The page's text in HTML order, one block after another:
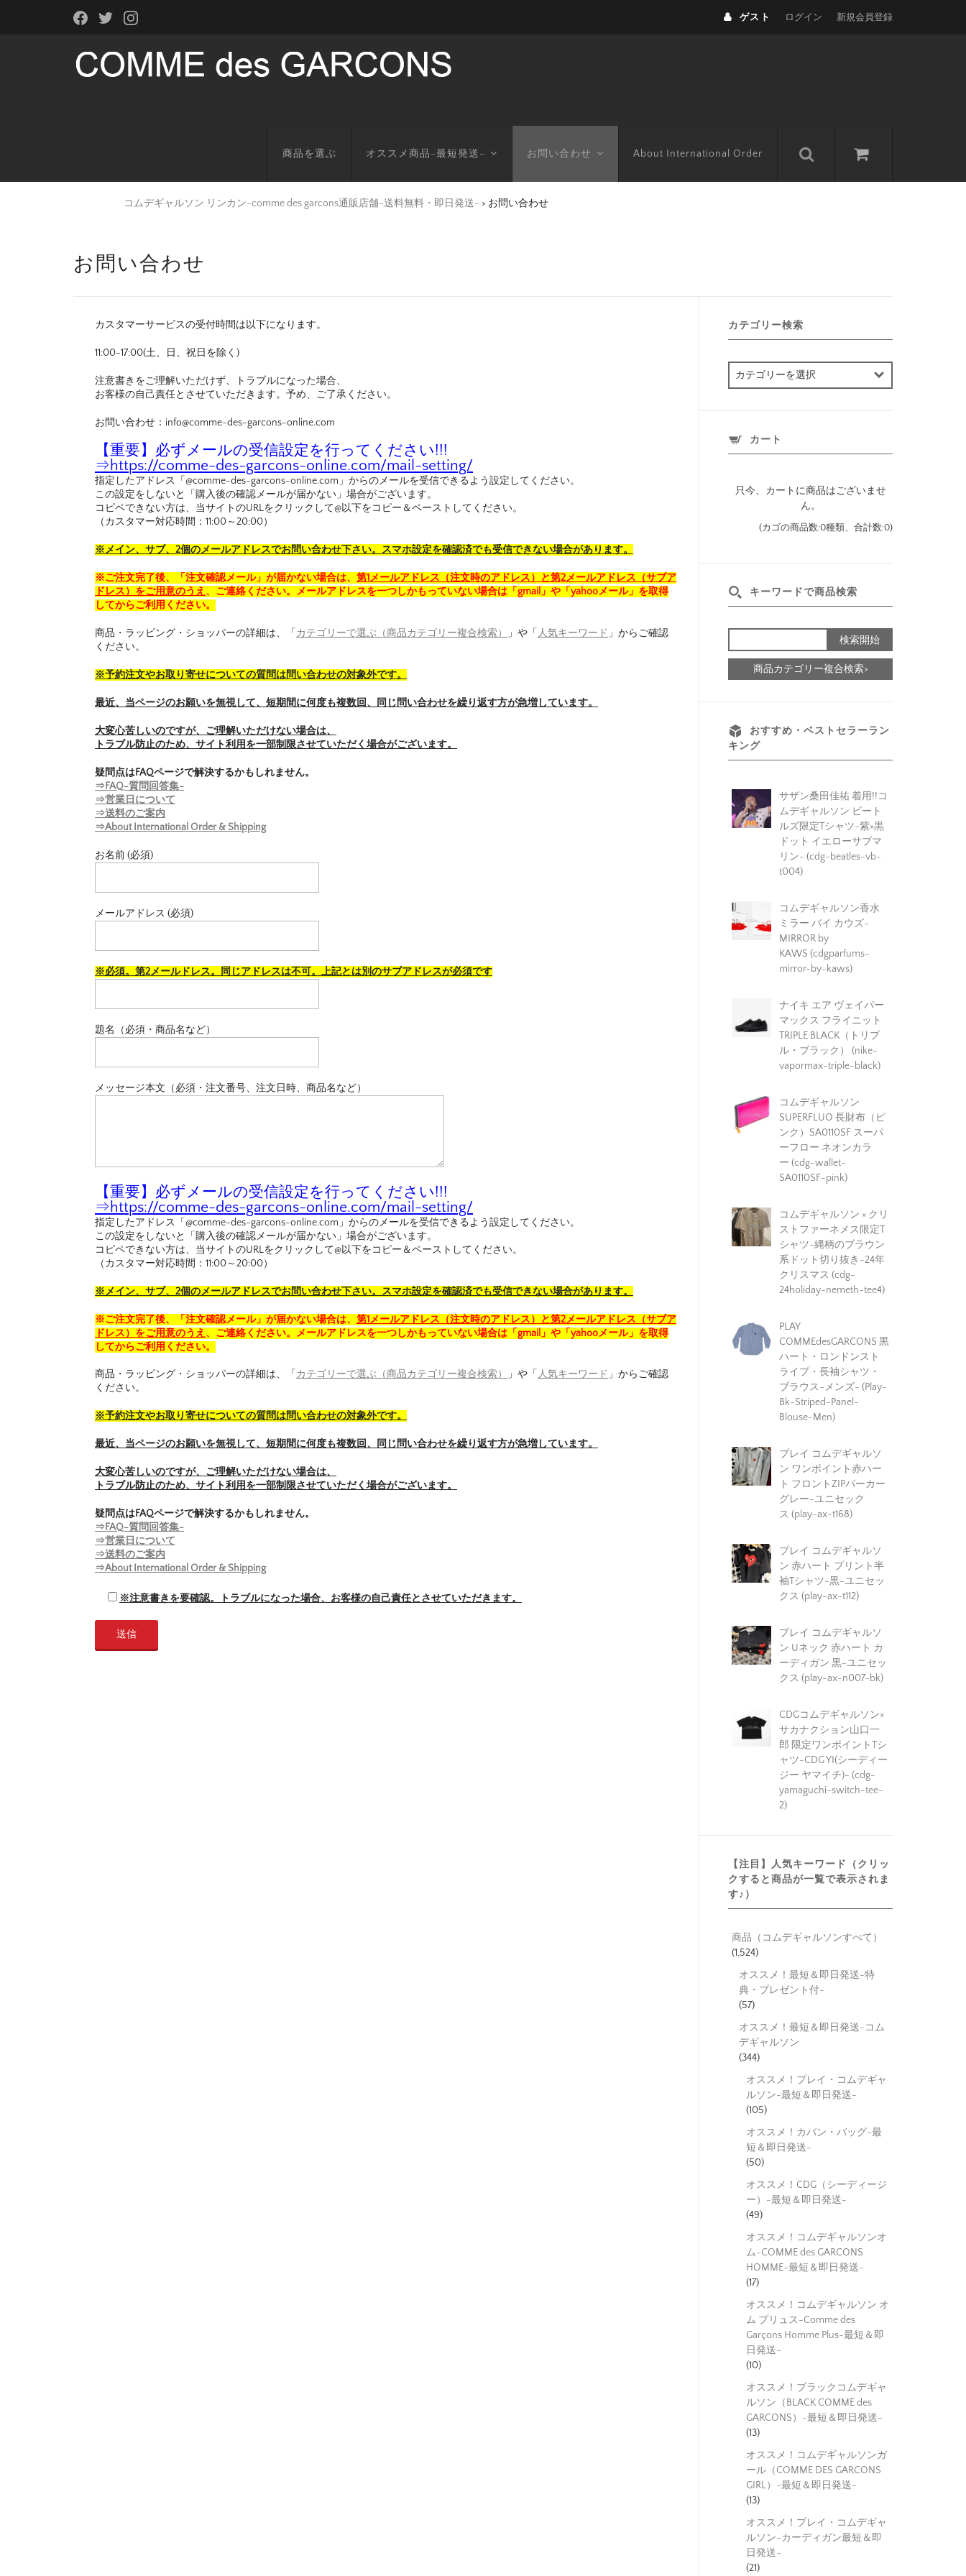
ゲスト ログイン 新規会員登録
商品を選ぶ オススメ商品-最短発送- お問い合わせ About International Order
コムデギャルソン リンカン-comme des garcons通販店舗-送料無料・即日発送- > お問い合わせ
お問い合わせ
カスタマーサービスの受付時間は以下になります。
11:00-17:00(土、日、祝日を除く)
注意書きをご理解いただけず、トラブルになった場合、
お客様の自己責任とさせていただきます。予め、ご了承ください。
お問い合わせ：info@comme-des-garcons-online.com
【重要】必ずメールの受信設定を行ってください!!!
⇒ https://comme-des-garcons-online.com/mail-setting/
指定したアドレス「@comme-des-garcons-online.com」からのメールを受信できるよう設定してください。
この設定をしないと「購入後の確認メールが届かない」場合がございます。
コピペできない方は、当サイトのURLをクリックして@以下をコピー＆ペーストしてください。
（カスタマー対応時間：11:00～20:00）
※メイン、サブ、2個のメールアドレスでお問い合わせ下さい。スマホ設定を確認済でも受信できない場合があります。
※ご注文完了後、「注文確認メール」が届かない場合は、 第1メールアドレス（注文時のアドレス）と第2メールアドレス（サブア
ドレス）をご用意のうえ 、ご連絡ください。メールアドレスを一つしかもっていない場合は「gmail」や「yahooメール」を取得
してからご利用ください。
商品・ラッピング・ショッパーの詳細は、「 カテゴリーで選ぶ（商品カテゴリー複合検索） 」や「 人気キーワード 」からご確認
ください。
※予約注文やお取り寄せについての質問は問い合わせの対象外です。
最近、当ページのお願いを無視して、短期間に何度も複数回、同じ問い合わせを繰り返す方が急増しています。
大変心苦しいのですが、ご理解いただけない場合は、
トラブル防止のため、サイト利用を一部制限させていただく場合がございます。
疑問点はFAQページで解決するかもしれません。
⇒FAQ-質問回答集-
⇒営業日について
⇒送料のご案内
⇒About International Order & Shipping
お名前 (必須)
メールアドレス (必須)
※必須。第2メールドレス。同じアドレスは不可。上記とは別のサブアドレスが必須です
題名（必須・商品名など）
メッセージ本文（必須・注文番号、注文日時、商品名など）
【重要】必ずメールの受信設定を行ってください!!!
⇒ https://comme-des-garcons-online.com/mail-setting/
指定したアドレス「@comme-des-garcons-online.com」からのメールを受信できるよう設定してください。
この設定をしないと「購入後の確認メールが届かない」場合がございます。
コピペできない方は、当サイトのURLをクリックして@以下をコピー＆ペーストしてください。
（カスタマー対応時間：11:00～20:00）
※メイン、サブ、2個のメールアドレスでお問い合わせ下さい。スマホ設定を確認済でも受信できない場合があります。
※ご注文完了後、「注文確認メール」が届かない場合は、 第1メールアドレス（注文時のアドレス）と第2メールアドレス（サブア
ドレス）をご用意のうえ 、ご連絡ください。メールアドレスを一つしかもっていない場合は「gmail」や「yahooメール」を取得
してからご利用ください。
商品・ラッピング・ショッパーの詳細は、「 カテゴリーで選ぶ（商品カテゴリー複合検索） 」や「 人気キーワード」からご確認
ください。
※予約注文やお取り寄せについての質問は問い合わせの対象外です。
最近、当ページのお願いを無視して、短期間に何度も複数回、同じ問い合わせを繰り返す方が急増しています。
大変心苦しいのですが、ご理解いただけない場合は、
トラブル防止のため、サイト利用を一部制限させていただく場合がございます。
疑問点はFAQページで解決するかもしれません。
⇒FAQ-質問回答集-
⇒営業日について
⇒送料のご案内
⇒About International Order & Shipping
※注意書きを要確認。トラブルになった場合、お客様の自己責任とさせていただきます。
カテゴリー検索
検
カート
只今、カートに商品はございませ
ん。
(カゴの商品数:0種類、合計数:0)
キーワードで商品検索
商品カテゴリー複合検索>
おすすめ・ベストセラーラン
キング
サザン桑田佳祐 着用!!コ
ムデギャルソン ビート
ルズ限定Tシャツ-紫×黒
ドット イエローサブマ
リン- (cdg-beatles-vb-
t004)
コムデギャルソン香水
ミラー バイ カウズ-
MIRROR by
KAWS (cdgparfums-
mirror-by-kaws)
ナイキ エア ヴェイパー
マックス フライニット
TRIPLE BLACK（トリプ
ル・ブラック） (nike-
vapormax-triple-black)
コムデギャルソン
SUPERFLUO 長財布（ピ
ンク）SA0110SF スーパ
ーフロー ネオンカラ
ー (cdg-wallet-
SA0110SF-pink)
コムデギャルソン × クリ
ストファーネメス限定T
シャツ-縄柄のブラウン
系ドット切り抜き-24年
クリスマス (cdg-
24holiday-nemeth-tee4)
PLAY
COMMEdesGARCONS 黒
ハート・ロンドンスト
ライプ・長袖シャツ・
ブラウス-メンズ- (Play-
Bk-Striped-Panel-
Blouse-Men)
プレイ コムデギャルソ
ン ワンポイント赤ハー
ト フロントZIPパーカー
グレー-ユニセック
ス (play-ax-t168)
プレイ コムデギャルソ
ン 赤ハート プリント半
袖Tシャツ-黒-ユニセッ
クス (play-ax-t112)
プレイ コムデギャルソ
ン Uネック 赤ハート カ
ーディガン 黒-ユニセッ
クス (play-ax-n007-bk)
CDGコムデギャルソン×
サカナクション山口一
郎 限定ワンポイントTシ
ャツ-CDG YI(シーディー
ジー ヤマイチ)- (cdg-
yamaguchi-switch-tee-
2)
【注目】人気キーワード（クリッ
クすると商品が一覧で表示されま
す♪）
商品（コムデギャルソンすべて）
(1,524)
オススメ！最短＆即日発送-特
典・プレゼント付-
(57)
オススメ！最短＆即日発送-コム
デギャルソン
(344)
オススメ！プレイ・コムデギャ
ルソン-最短＆即日発送-
(105)
オススメ！カバン・バッグ-最
短＆即日発送-
(50)
オススメ！CDG（シーディージ
ー）-最短＆即日発送-
(49)
オススメ！コムデギャルソンオ
ム-COMME des GARCONS
HOMME-最短＆即日発送-
(17)
オススメ！コムデギャルソン オ
ム プリュス-Comme des
Garçons Homme Plus-最短＆即
日発送-
(10)
オススメ！ブラックコムデギャ
ルソン（BLACK COMME des
GARCONS）-最短＆即日発送-
(13)
オススメ！コムデギャルソンガ
ール（COMME DES GARCONS
GIRL）-最短＆即日発送-
(13)
オススメ！プレイ・コムデギャ
ルソン-カーディガン最短＆即
日発送-
(21)